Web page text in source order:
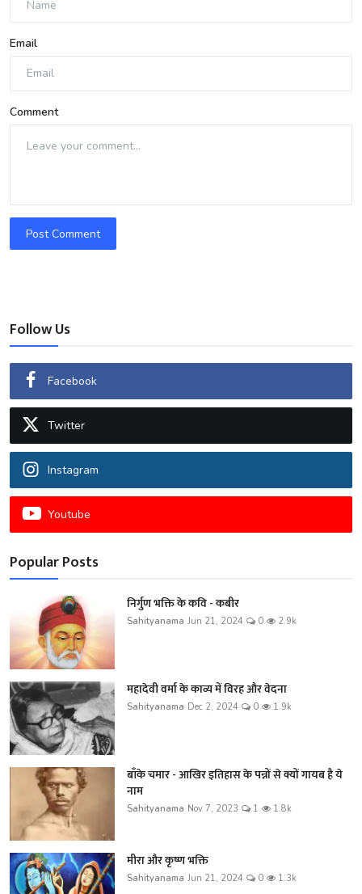
Email
Comment
Post Comment
Follow Us
Facebook
Twitter
Instagram
Youtube
Popular Posts
निर्गुण भक्ति के कवि - कबीर
Sahityanama Jun 21, 2024 0 2.9k
महादेवी वर्मा के काव्य में विरह और वेदना
Sahityanama Dec 2, 2024 0 1.9k
बाँके चमार - आखिर इतिहास के पन्नों से क्यों गायब है ये
नाम
Sahityanama Nov 7, 2023 1 1.8k
मीरा और कृष्ण भक्ति
Sahityanama Jun 21, 2024 0 1.3k